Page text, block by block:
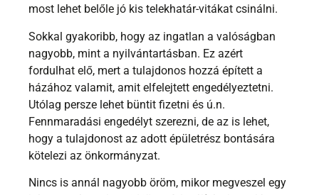
most lehet belőle jó kis telekhatár-vitákat csinálni.
Sokkal gyakoribb, hogy az ingatlan a valóságban
nagyobb, mint a nyilvántartásban. Ez azért
fordulhat elő, mert a tulajdonos hozzá épített a
házához valamit, amit elfelejtett engedélyeztetni.
Utólag persze lehet büntit fizetni és ú.n.
Fennmaradási engedélyt szerezni, de az is lehet,
hogy a tulajdonost az adott épületrész bontására
kötelezi az önkormányzat.
Nincs is annál nagyobb öröm, mikor megveszel egy